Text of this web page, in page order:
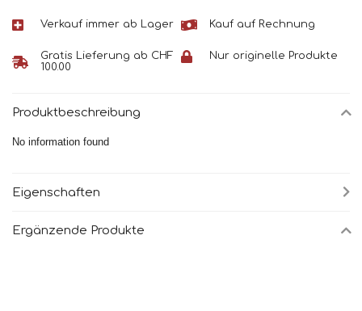
Verkauf immer ab Lager Kauf auf Rechnung
Gratis Lieferung ab CHF
100.00
Nur originelle Produkte
Produktbeschreibung
No information found
Eigenschaften
Ergänzende Produkte